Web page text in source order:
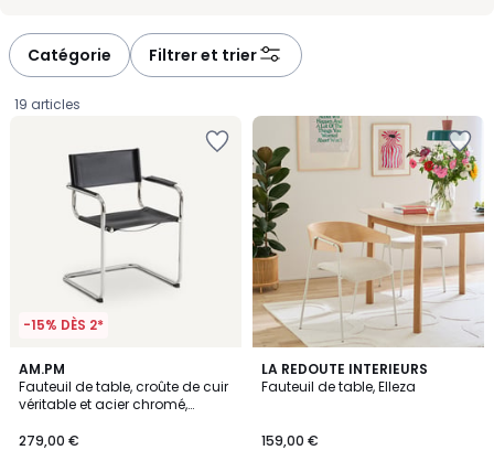
Catégorie Filtrer et trier
19 articles
-15% DÈS 2*
AM.PM
Fauteuil de table, croûte de cuir
véritable et acier chromé,
€.
279,00 €
4,7
/ 5
2
Couleurs
LA REDOUTE INTERIEURS
Fauteuil de table, Elleza
159,00 €
5
/